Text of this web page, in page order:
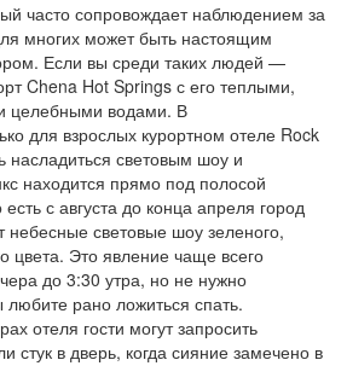
часто сопровождает наблюдением за
многих может быть настоящим
Если вы среди таких людей —
Chena Hot Springs с его теплыми,
целебными водами. В
для взрослых курортном отеле Rock
насладиться световым шоу и
находится прямо под полосой
с августа до конца апреля город
небесные световые шоу зеленого,
цвета. Это явление чаще всего
до 3:30 утра, но не нужно
любите рано ложиться спать.
отеля гости могут запросить
стук в дверь, когда сияние замечено в